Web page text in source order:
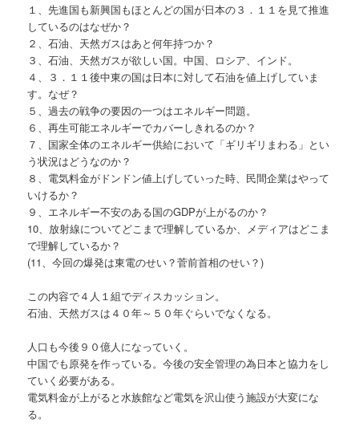
１、先進国も新興国もほとんどの国が日本の３．１１を見て推進
しているのはなぜか？
２、石油、天然ガスはあと何年持つか？
３、石油、天然ガスが欲しい国。中国、ロシア、インド。
４、３．１１後中東の国は日本に対して石油を値上げしていま
す。なぜ？
５、過去の戦争の要因の一つはエネルギー問題。
６、再生可能エネルギーでカバーしきれるのか？
７、国家全体のエネルギー供給において「ギリギリまわる」とい
う状況はどうなのか？
８、電気料金がドンドン値上げしていった時、民間企業はやって
いけるか？
９、エネルギー不安のある国のGDPが上がるのか？
10、放射線についてどこまで理解しているか、メディアはどこま
で理解しているか？
(11、今回の爆発は東電のせい？菅前首相のせい？)
この内容で４人１組でディスカッション。
石油、天然ガスは４０年～５０年ぐらいでなくなる。
人口も今後９０億人になっていく。
中国でも原発を作っている。今後の安全管理の為日本と協力をし
ていく必要がある。
電気料金が上がると水族館など電気を沢山使う施設が大変にな
る。